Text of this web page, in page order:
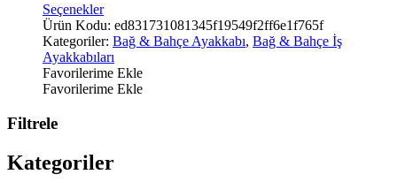
SeçeneklerBu
ürünün
birden
fazla
varyasyonu
var.
Ürün Kodu: ed831731081345f19549f2ff6e1f765f
Kategoriler: Bağ & Bahçe Ayakkabı, Bağ & Bahçe İş
Ayakkabıları
Favorilerime Ekle
Favorilerime Ekle
Filtrele
Kategoriler